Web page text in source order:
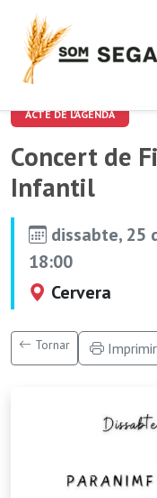
ACTE DE L'AGENDA
Concert de
Infantil
dissabte, 25
18:00
Cervera
Tornar